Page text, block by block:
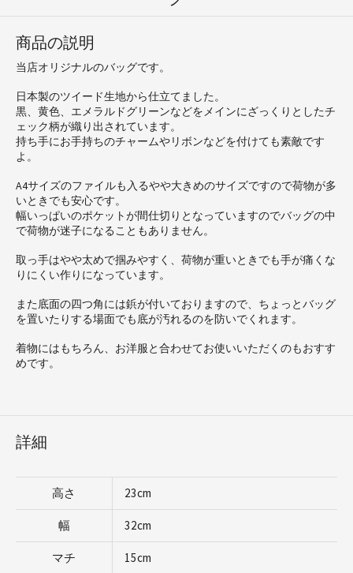
商品の説明
当店オリジナルのバッグです。
日本製のツイード生地から仕立てました。
黒、黄色、エメラルドグリーンなどをメインにざっくりとしたチ
ェック柄が織り出されています。
持ち手にお手持ちのチャームやリボンなどを付けても素敵です
よ。
A4サイズのファイルも入るやや大きめのサイズですので荷物が多
いときでも安心です。
幅いっぱいのポケットが間仕切りとなっていますのでバッグの中
で荷物が迷子になることもありません。
取っ手はやや太めで掴みやすく、荷物が重いときでも手が痛くな
りにくい作りになっています。
また底面の四つ角には鋲が付いておりますので、ちょっとバッグ
を置いたりする場面でも底が汚れるのを防いでくれます。
着物にはもちろん、お洋服と合わせてお使いいただくのもおすす
めです。
詳細
高さ 23cm
幅 32cm
マチ 15cm